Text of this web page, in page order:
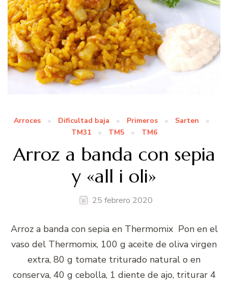
Arroces Dificultad baja Primeros
Sarten
TM31
TM5 TM6
Arroz a banda con sepia
y «all i oli»
25 febrero 2020
Arroz a banda con sepia en Thermomix Pon en el
vaso del Thermomix, 100 g aceite de oliva virgen
extra, 80 g tomate triturado natural o en
conserva, 40 g cebolla, 1 diente de ajo, triturar 4